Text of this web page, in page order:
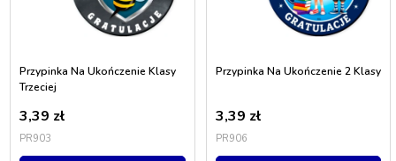
Przypinka Na Ukończenie Klasy
Trzeciej
3,39 zł
PR903
Przypinka Na Ukończenie 2 Klasy
3,39 zł
PR906